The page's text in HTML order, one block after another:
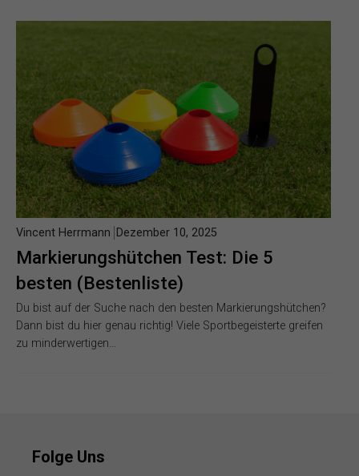
Markierungshütchen Test: Die 5
besten (Bestenliste)
Vincent Herrmann Dezember 10, 2025
Du bist auf der Suche nach den besten Markierungshütchen?
Dann bist du hier genau richtig! Viele Sportbegeisterte greifen
zu minderwertigen…
Folge Uns